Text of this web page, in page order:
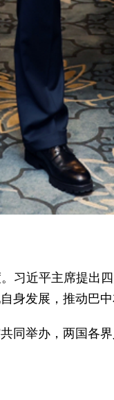
习近平主席提出
身发展，推动巴
同举办，两国各界